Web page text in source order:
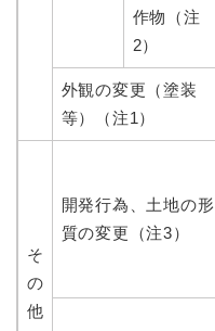
作物（注
2）
外観の変更（塗装
等）（注1）
そ
の
他
開発行為、土地の形
質の変更（注3）